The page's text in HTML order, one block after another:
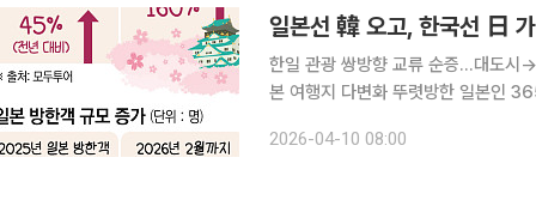
일본선 韓 오고, 한국선 日
한일 관광 쌍방향 교류 순증…대도시
본 여행지 다변화 뚜렷방한 일본인 365만
관광 교류가 동반 상승하는 모습이다.
2026-04-10 08:00